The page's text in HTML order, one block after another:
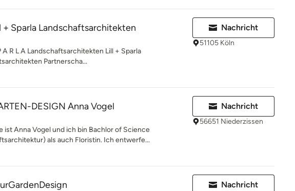
+ Sparla Landschaftsarchitekten
A R L A Landschaftsarchitekten Lill + Sparla
Partnerscha...
Nachricht
51105 Köln
DESIGN Anna Vogel
ist Anna Vogel und ich bin Bachlor of Science
als auch Floristin. Ich entwerfe...
Nachricht
56651 Niederzissen
Nachricht